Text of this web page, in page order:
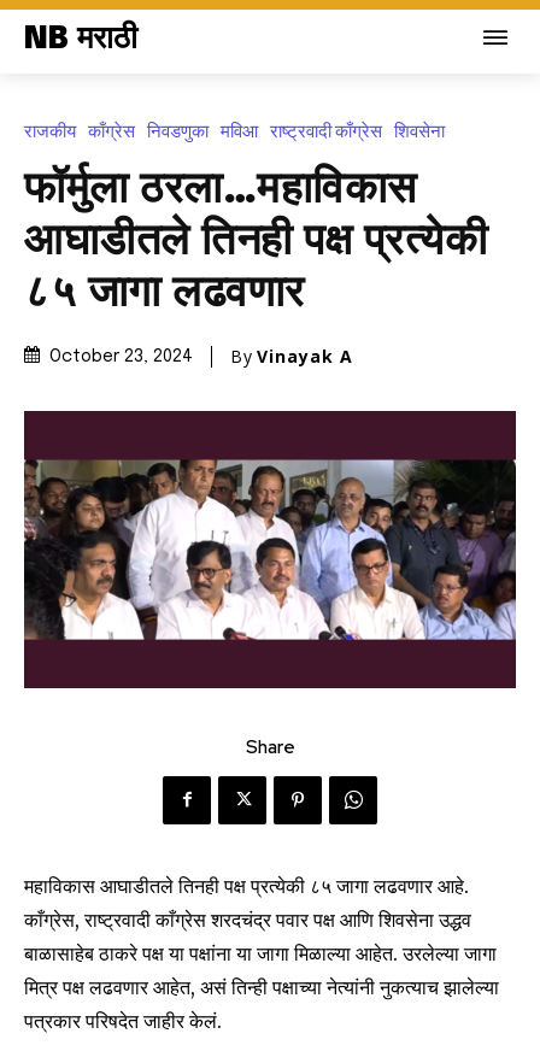
NB मराठी
राजकीय काँग्रेस निवडणुका मविआ राष्ट्रवादी काँग्रेस शिवसेना
फॉर्मुला ठरला…महाविकास
आघाडीतले तिनही पक्ष प्रत्येकी
८५ जागा लढवणार
October 23, 2024 By Vinayak A
Share
महाविकास आघाडीतले तिनही पक्ष प्रत्येकी ८५ जागा लढवणार आहे.
काँग्रेस, राष्ट्रवादी काँग्रेस शरदचंद्र पवार पक्ष आणि शिवसेना उद्धव
बाळासाहेब ठाकरे पक्ष या पक्षांना या जागा मिळाल्या आहेत. उरलेल्या जागा
मित्र पक्ष लढवणार आहेत, असं तिन्ही पक्षाच्या नेत्यांनी नुकत्याच झालेल्या
पत्रकार परिषदेत जाहीर केलं.